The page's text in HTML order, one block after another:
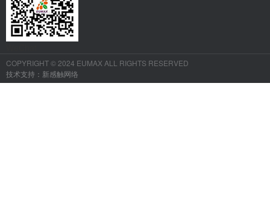
COPYRIGHT © 2024 EUMAX ALL RIGHTS RESERVED
技术支持：新感触网络